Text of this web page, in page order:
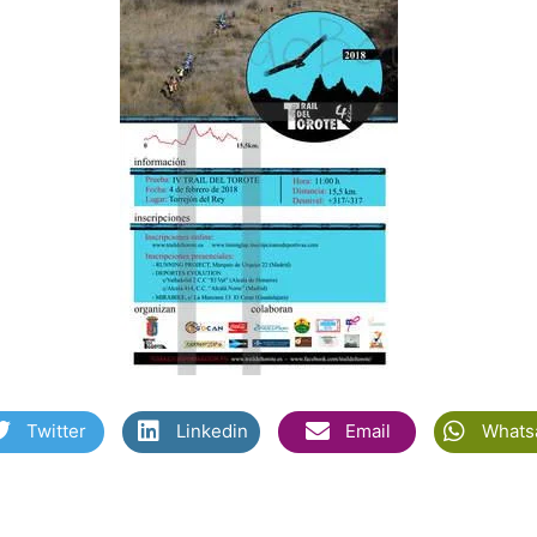
Twitter Linkedin Email